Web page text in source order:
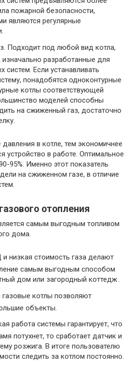
пожарной безопасности,
являются регулярные
Подходит под любой вид котла,
разработанные для
систем. Если устанавливать
понадобятся одноконтурные
котлы соответствующей
моделей способны
на сжиженный газ, достаточно
давления в котле, тем экономичнее
устройство в работе. Оптимальное
95%. Именно этот показатель
на сжиженном газе, в отличие
отопления
самым выгодным топливом
дома.
низкая стоимость газа делают
самым выгодным способом
дом или загородный коттедж .
котлы позволяют
объекты.
работа системы гарантирует, что
потухнет, то сработает датчик и
розжига. В итоге пользователю
следить за котлом постоянно.